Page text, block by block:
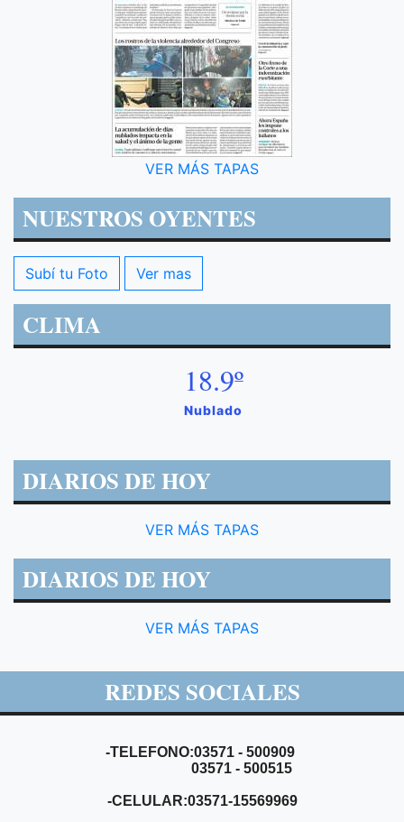
VER MÁS TAPAS
NUESTROS OYENTES
Subí tu Foto Ver mas
CLIMA
18.9º
Nublado
DIARIOS DE HOY
VER MÁS TAPAS
DIARIOS DE HOY
VER MÁS TAPAS
REDES SOCIALES
-TELEFONO:03571 - 500909
03571 - 500515
-CELULAR:03571-15569969